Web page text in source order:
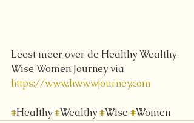
Leest meer over de Healthy Wealthy
Wise Women Journey via
https://www.hwwwjourney.com
#Healthy #Wealthy #Wise #Women